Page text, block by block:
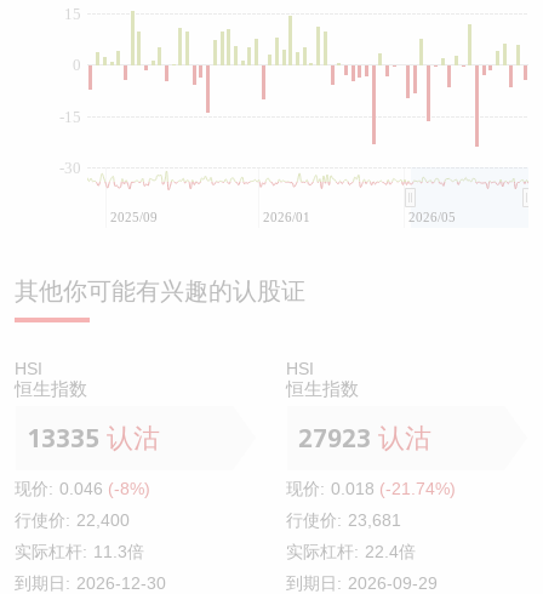
0
-30
-15
15
2025/09 2026/01 2026/05
其他你可能有兴趣的认股证
HSI
恒生指数
13335 认沽
现价: 0.046 (-8%)
行使价: 22,400
实际杠杆: 11.3倍
到期日: 2026-12-30
HSI
恒生指数
27923 认沽
现价: 0.018 (-21.74%)
行使价: 23,681
实际杠杆: 22.4倍
到期日: 2026-09-29